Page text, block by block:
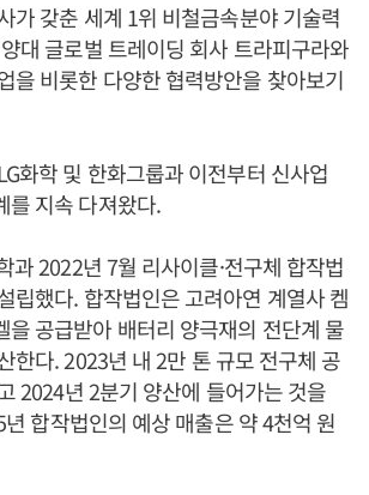
가 갖춘 세계 1위 비철금속분야 기술력
대 글로벌 트레이딩 회사 트라피구라와
을 비롯한 다양한 협력방안을 찾아보기
화학 및 한화그룹과 이전부터 신사업
를 지속 다져왔다.
과 2022년 7월 리사이클·전구체 합작법
립했다. 합작법인은 고려아연 계열사 켐
을 공급받아 배터리 양극재의 전단계 물
한다. 2023년 내 2만 톤 규모 전구체 공
2024년 2분기 양산에 들어가는 것을
합작법인의 예상 매출은 약 4천억 원